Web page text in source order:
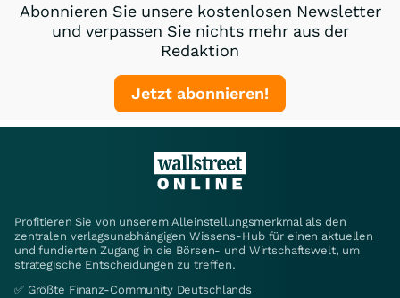
Abonnieren Sie unsere kostenlosen Newsletter
und verpassen Sie nichts mehr aus der
Redaktion
Jetzt abonnieren!
Profitieren Sie von unserem Alleinstellungsmerkmal als den
zentralen verlagsunabhängigen Wissens-Hub für einen aktuellen
und fundierten Zugang in die Börsen- und Wirtschaftswelt, um
strategische Entscheidungen zu treffen.
✅ Größte Finanz-Community Deutschlands